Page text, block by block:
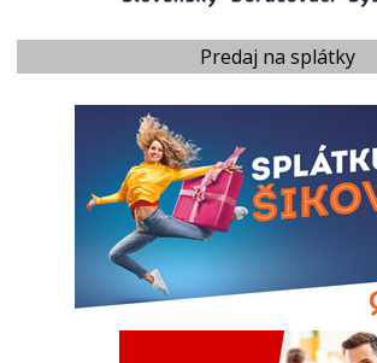
Predaj na splátky